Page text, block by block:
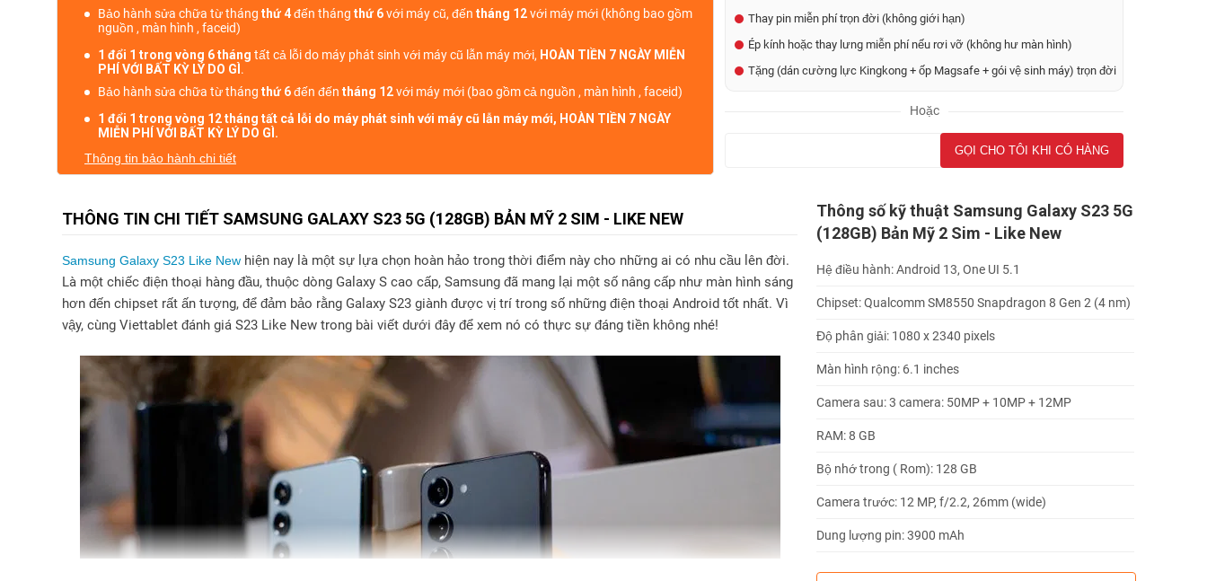
Bảo hành sửa chữa từ tháng thứ 4đến tháng thứ 6với máy cũ, đến tháng 12với máy mới (không bao gồm
nguồn , màn hình , faceid)
1 đổi 1 trong vòng 6 tháng tất cả lỗi do máy phát sinh với máy cũ lẫn máy mới, HOÀN TIỀN 7 NGÀY MIỄN
PHÍ VỚI BẤT KỲ LÝ DO GÌ .
Bảo hành sửa chữa từ tháng thứ 6đến đến tháng 12với máy mới (bao gồm cả nguồn , màn hình , faceid)
1 đổi 1 trong vòng 12 tháng tất cả lỗi do máy phát sinh với máy cũ lẫn máy mới, HOÀN TIỀN 7 NGÀY
MIỄN PHÍ VỚI BẤT KỲ LÝ DO GÌ.
Thông tin bảo hành chi tiết
Thay pin miễn phí trọn đời (không giới hạn)
Ép kính hoặc thay lưng miễn phí nếu rơi vỡ (không hư màn hình)
Tặng (dán cường lực Kingkong + ốp Magsafe + gói vệ sinh máy) trọn đời
Hoặc
THÔNG TIN CHI TIẾT SAMSUNG GALAXY S23 5G (128GB) BẢN MỸ 2 SIM - LIKE NEW
Samsung Galaxy S23 Like New hiện nay là một sự lựa chọn hoàn hảo trong thời điểm này cho những ai có nhu cầu lên đời.
Là một chiếc điện thoại hàng đầu, thuộc dòng Galaxy S cao cấp, Samsung đã mang lại một số nâng cấp như màn hình sáng
hơn đến chipset rất ấn tượng, để đảm bảo rằng Galaxy S23 giành được vị trí trong số những điện thoại Android tốt nhất. Vì
vậy, cùng Viettablet đánh giá S23 Like New trong bài viết dưới đây để xem nó có thực sự đáng tiền không nhé!
Thông số kỹ thuật Samsung Galaxy S23 5G
(128GB) Bản Mỹ 2 Sim - Like New
Hệ điều hành: Android 13, One UI 5.1
Chipset: Qualcomm SM8550 Snapdragon 8 Gen 2 (4 nm)
Độ phân giải: 1080 x 2340 pixels
Màn hình rộng: 6.1 inches
Camera sau: 3 camera: 50MP + 10MP + 12MP
RAM: 8 GB
Bộ nhớ trong ( Rom): 128 GB
Camera trước: 12 MP, f/2.2, 26mm (wide)
Dung lượng pin: 3900 mAh